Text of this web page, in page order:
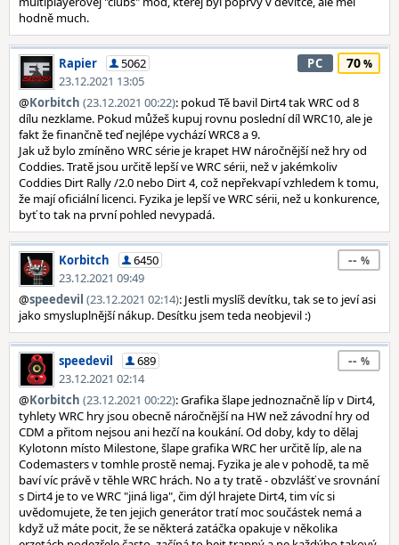
hodně much.
Rapier
5062
23.12.2021 13:05
PC 70
@Korbitch (23.12.2021 00:22): pokud Tě bavil Dirt4 tak WRC od 8
dílu nezklame. Pokud můžeš kupuj rovnu poslední díl WRC10, ale je
fakt že finančně teď nejlépe vychází WRC8 a 9.
Jak už bylo zmíněno WRC série je krapet HW náročnější než hry od
Coddies. Tratě jsou určitě lepší ve WRC sérii, než v jakémkoliv
Coddies Dirt Rally /2.0 nebo Dirt 4, což nepřekvapí vzhledem k tomu,
že mají oficiální licenci. Fyzika je lepší ve WRC sérii, než u konkurence,
byť to tak na první pohled nevypadá.
Korbitch
6450
23.12.2021 09:49
--
@speedevil (23.12.2021 02:14): Jestli myslíš devítku, tak se to jeví asi
jako smysluplnější nákup. Desítku jsem teda neobjevil :)
speedevil
689
23.12.2021 02:14
--
@Korbitch (23.12.2021 00:22): Grafika šlape jednoznačně líp v Dirt4,
tyhlety WRC hry jsou obecně náročnější na HW než závodní hry od
CDM a přitom nejsou ani hezčí na koukání. Od doby, kdy to dělaj
Kylotonn místo Milestone, šlape grafika WRC her určitě líp, ale na
Codemasters v tomhle prostě nemaj. Fyzika je ale v pohodě, ta mě
baví víc právě v těhle WRC hrách. No a ty tratě - obzvlášť ve srovnání
s Dirt4 je to ve WRC "jiná liga", čim dýl hrajete Dirt4, tim víc si
uvědomujete, že ten jejich generátor tratí moc součástek nemá a
když už máte pocit, že se některá zatáčka opakuje v několika